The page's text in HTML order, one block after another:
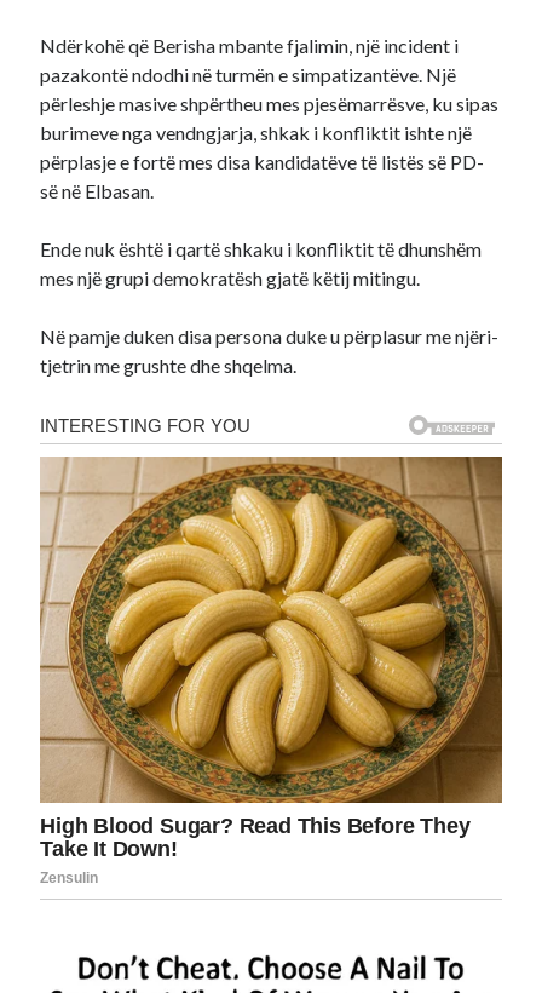
Ndërkohë që Berisha mbante fjalimin, një incident i
pazakontë ndodhi në turmën e simpatizantëve. Një
përleshje masive shpërtheu mes pjesëmarrësve, ku sipas
burimeve nga vendngjarja, shkak i konfliktit ishte një
përplasje e fortë mes disa kandidatëve të listës së PD-
së në Elbasan.
Ende nuk është i qartë shkaku i konfliktit të dhunshëm
mes një grupi demokratësh gjatë këtij mitingu.
Në pamje duken disa persona duke u përplasur me njëri-
tjetrin me grushte dhe shqelma.